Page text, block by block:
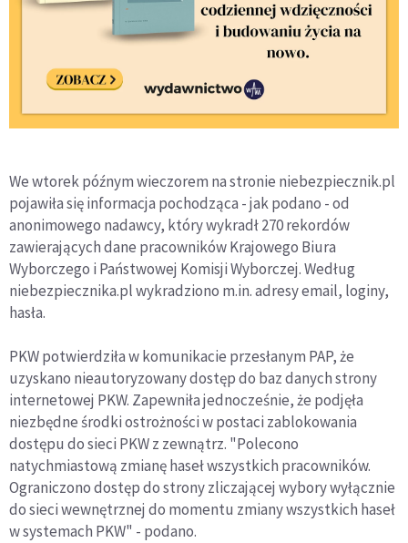
We wtorek późnym wieczorem na stronie niebezpiecznik.pl
pojawiła się informacja pochodząca - jak podano - od
anonimowego nadawcy, który wykradł 270 rekordów
zawierających dane pracowników Krajowego Biura
Wyborczego i Państwowej Komisji Wyborczej. Według
niebezpiecznika.pl wykradziono m.in. adresy email, loginy,
hasła.
PKW potwierdziła w komunikacie przesłanym PAP, że
uzyskano nieautoryzowany dostęp do baz danych strony
internetowej PKW. Zapewniła jednocześnie, że podjęła
niezbędne środki ostrożności w postaci zablokowania
dostępu do sieci PKW z zewnątrz. "Polecono
natychmiastową zmianę haseł wszystkich pracowników.
Ograniczono dostęp do strony zliczającej wybory wyłącznie
do sieci wewnętrznej do momentu zmiany wszystkich haseł
w systemach PKW" - podano.